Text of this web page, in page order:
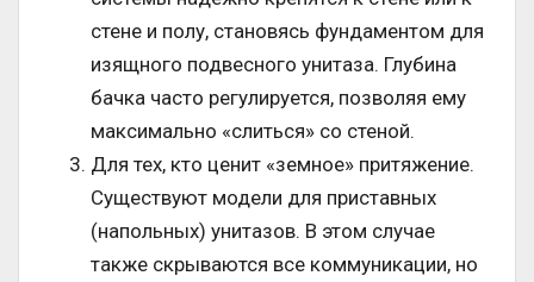
стене и полу, становясь фундаментом для
изящного подвесного унитаза. Глубина
бачка часто регулируется, позволяя ему
максимально «слиться» со стеной.
Для тех, кто ценит «земное» притяжение.
Существуют модели для приставных
(напольных) унитазов. В этом случае
также скрываются все коммуникации, но